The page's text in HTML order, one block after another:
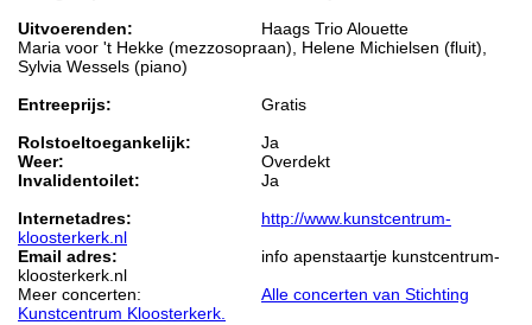
Uitvoerenden:
Haags Trio Alouette
Maria voor 't Hekke (mezzosopraan), Helene Michielsen (fluit),
Sylvia Wessels (piano)
Entreeprijs:
Gratis
Rolstoeltoegankelijk:
Ja
Weer:
Overdekt
Invalidentoilet:
Ja
Internetadres:
http://www.kunstcentrum-
kloosterkerk.nl
Email adres:
info apenstaartje kunstcentrum-
kloosterkerk.nl
Meer concerten:
Alle concerten van Stichting
Kunstcentrum Kloosterkerk.